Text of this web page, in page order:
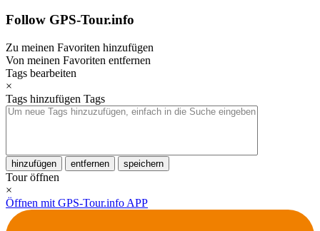
Follow GPS-Tour.info
Zu meinen Favoriten hinzufügen
Von meinen Favoriten entfernen
Tags bearbeiten
×
Tags hinzufügen Tags
hinzufügen entfernen speichern
Tour öffnen
×
Öffnen mit GPS-Tour.info APP